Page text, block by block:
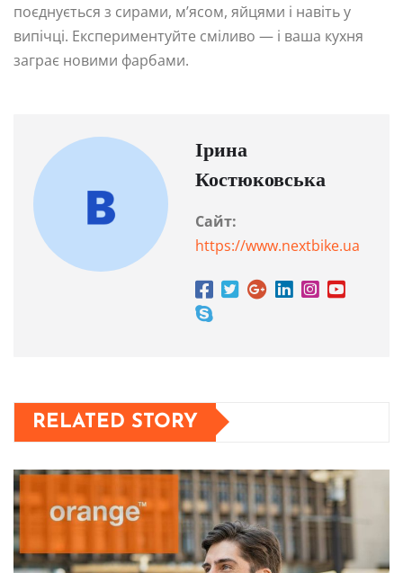
поєднується з сирами, м’ясом, яйцями і навіть у
випічці. Експериментуйте сміливо — і ваша кухня
заграє новими фарбами.
Ірина
Костюковська
Сайт:
https://www.nextbike.ua
RELATED STORY